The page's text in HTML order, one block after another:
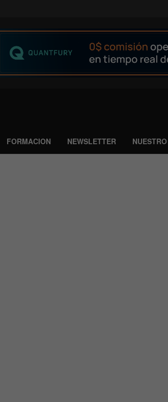
FORMACION NEWSLETTER